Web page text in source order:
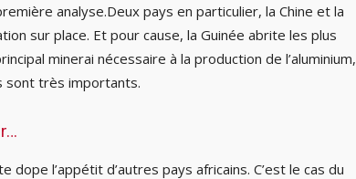
analyse.Deux pays en particulier, la Chine et la
sur place. Et pour cause, la Guinée abrite les plus
minerai nécessaire à la production de l’aluminium,
sont très importants.
l’appétit d’autres pays africains. C’est le cas du